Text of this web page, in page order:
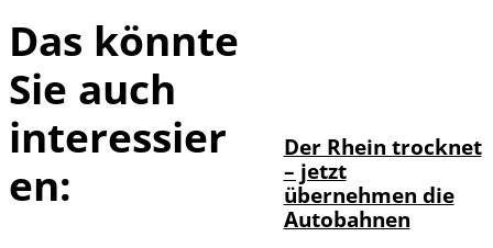
Das könnte
Sie auch
interessier
en:
Der Rhein trocknet
– jetzt
übernehmen die
Autobahnen